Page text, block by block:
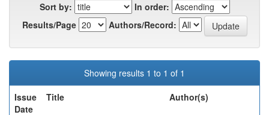
Sort by:
In order:
Results/Page
Authors/Record:
Showing results 1 to 1 of 1
Issue
Date
Title Author(s)